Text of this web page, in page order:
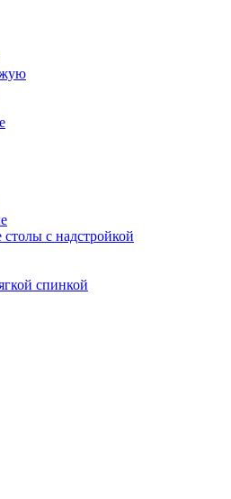
с надстройкой
спинкой